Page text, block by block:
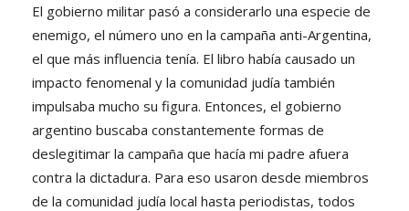
El gobierno militar pasó a considerarlo una especie de
enemigo, el número uno en la campaña anti-Argentina,
el que más influencia tenía. El libro había causado un
impacto fenomenal y la comunidad judía también
impulsaba mucho su figura. Entonces, el gobierno
argentino buscaba constantemente formas de
deslegitimar la campaña que hacía mi padre afuera
contra la dictadura. Para eso usaron desde miembros
de la comunidad judía local hasta periodistas, todos